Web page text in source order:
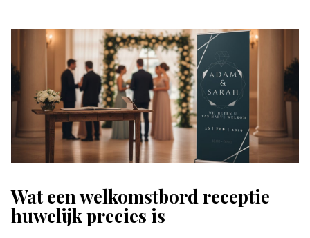
Wat een welkomstbord receptie
huwelijk precies is